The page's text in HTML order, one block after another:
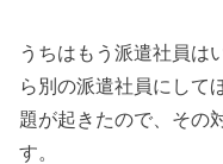
うちはもう派遣社員は
ら別の派遣社員にして
題が起きたので、その
す。